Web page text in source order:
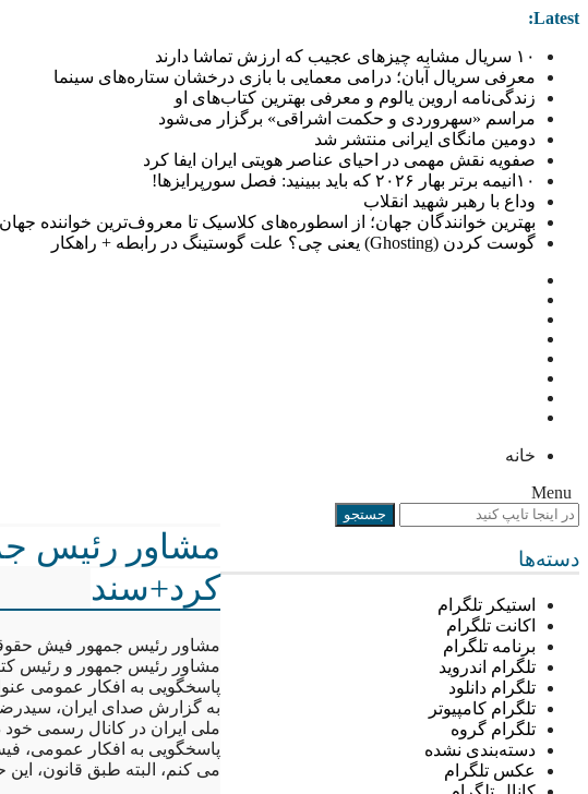
Latest:
۱۰ سریال مشابه چیزهای عجیب که ارزش تماشا دارند
معرفی سریال آبان؛ درامی معمایی با بازی درخشان ستاره‌های سینما
زندگی‌نامه اروین یالوم و معرفی بهترین کتاب‌های او
مراسم «سهروردی و حکمت اشراقی» برگزار می‌شود
دومین مانگای ایرانی منتشر شد
صفویه نقش مهمی در احیای عناصر هویتی ایران ایفا کرد
۱۰انیمه برتر بهار ۲۰۲۶ که باید ببینید: فصل سورپرایزها!
وداع با رهبر شهید انقلاب
بهترین خوانندگان جهان؛ از اسطوره‌های کلاسیک تا معروف‌ترین خواننده جهان در
گوست کردن (Ghosting) یعنی چی؟ علت گوستینگ در رابطه + راهکار
خانه
Menu
دسته‌ها
استیکر تلگرام
اکانت تلگرام
برنامه تلگرام
تلگرام اندروید
تلگرام دانلود
تلگرام کامپیوتر
تلگرام گروه
دسته‌بندی نشده
عکس تلگرام
مشاور رئیس
کرد+سند
مشاور رئیس جمهور فیش
مشاور رئیس جمهور و رئیس
پاسخگویی به افکار عمومی
به گزارش صدای ایران،
ملی ایران در کانال رسمی
می کنم، البته طبق قانون، این حقوق در سال ۹۵ شامل